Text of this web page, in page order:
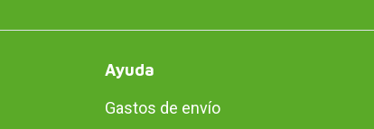
Ayuda
Gastos de envío